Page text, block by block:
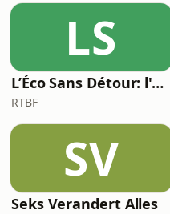
exchanges,
van banken of
LS
L’Éco Sans Détour: l'actualité économique
RTBF
SV
Seks Verandert Alles